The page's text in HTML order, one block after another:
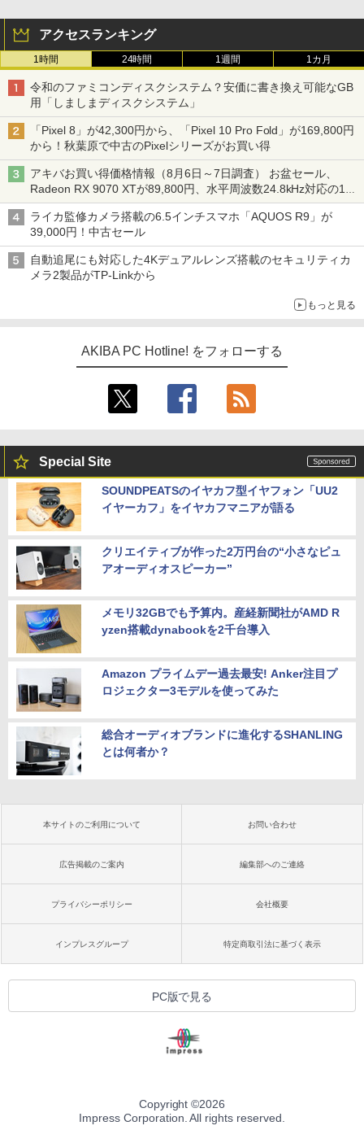
アクセスランキング
1時間 24時間 1週間 1カ月
令和のファミコンディスクシステム？安価に書き換え可能なGB
用「しましまディスクシステム」
「Pixel 8」が42,300円から、「Pixel 10 Pro Fold」が169,800円
から！秋葉原で中古のPixelシリーズがお買い得
アキバお買い得価格情報（8月6日～7日調査） お盆セール、
Radeon RX 9070 XTが89,800円、水平周波数24.8kHz対応の17
型モニターが9,801円、暑さ指数連動セール ほか
ライカ監修カメラ搭載の6.5インチスマホ「AQUOS R9」が
39,000円！中古セール
自動追尾にも対応した4Kデュアルレンズ搭載のセキュリティカ
メラ2製品がTP-Linkから
もっと見る
AKIBA PC Hotline! をフォローする
Special Site
SOUNDPEATSのイヤカフ型イヤフォン「UU2
イヤーカフ」をイヤカフマニアが語る
クリエイティブが作った2万円台の“小さなピュ
アオーディオスピーカー”
メモリ32GBでも予算内。産経新聞社がAMD R
yzen搭載dynabookを2千台導入
Amazon プライムデー過去最安! Anker注目プ
ロジェクター3モデルを使ってみた
総合オーディオブランドに進化するSHANLING
とは何者か？
本サイトのご利用について お問い合わせ
広告掲載のご案内 編集部へのご連絡
プライバシーポリシー 会社概要
インプレスグループ 特定商取引法に基づく表示
PC版で見る
Copyright ©2026
Impress Corporation. All rights reserved.